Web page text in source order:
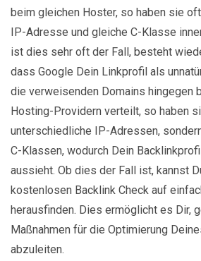
beim gleichen Hoster, so haben sie
IP-Adresse und gleiche C-Klasse
ist dies sehr oft der Fall, besteht
dass Google Dein Linkprofil als
die verweisenden Domains hingegen
Hosting-Providern verteilt, so haben
unterschiedliche IP-Adressen,
C-Klassen, wodurch Dein
aussieht. Ob dies der Fall ist, kannst
kostenlosen Backlink Check auf
herausfinden. Dies ermöglicht es Dir,
Maßnahmen für die Optimierung
abzuleiten.